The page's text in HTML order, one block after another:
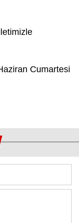
Cumartesi